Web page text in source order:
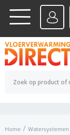
WATERSYSTEMEN
ELEKTRISCHE
Home Watersystemen